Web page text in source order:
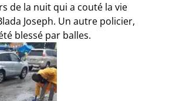
de la nuit qui a couté la vie
Joseph. Un autre policier,
blessé par balles.